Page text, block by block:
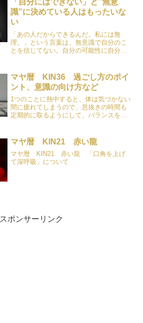
「自分にはできない」と”無意
識”に決めている人はもったいな
い
「あの人だからできるんだ。私には無
理。」という言葉は、無意識で自分のこ
とを信じてない。自分の可能性に自分で
マヤ暦 KIN36 過ごし方のポイ
ント、意識の向け方など
1つのことに熱中すると、体は気づかない
間に疲れてしまうので、息抜きの時間も
定期的に取るようにして、バランスを取
マヤ暦 KIN21 赤い龍
マヤ暦 KIN21 赤い龍 「口角を上げ
て深呼吸」について
スポンサーリンク